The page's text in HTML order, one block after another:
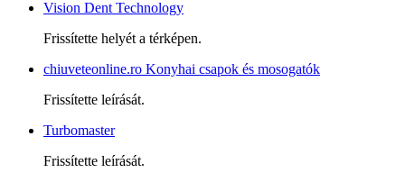
Vision Dent Technology
Frissítette helyét a térképen.
chiuveteonline.ro Konyhai csapok és mosogatók
Frissítette leírását.
Turbomaster
Frissítette leírását.